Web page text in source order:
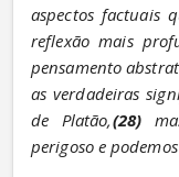
aspectos factuais
reflexão mais
pensamento
as verdadeiras
de Platão,(28)
perigoso e